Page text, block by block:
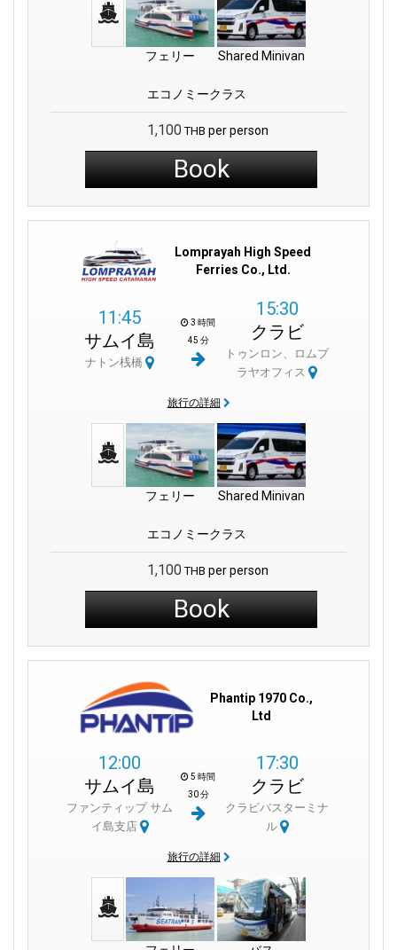
フェリー Shared Minivan
エコノミークラス
1,100 THB per person
Book
Lomprayah High Speed
Ferries Co., Ltd.
11:45
サムイ島
ナトン桟橋
3 時間
45 分
15:30
クラビ
トゥンロン、ロムプ
ラヤオフィス
旅行の詳細
フェリー Shared Minivan
エコノミークラス
1,100 THB per person
Book
Phantip 1970 Co.,
Ltd
12:00
サムイ島
ファンティップ サム
イ島支店
5 時間
30 分
17:30
クラビ
クラビバスターミナ
ル
旅行の詳細